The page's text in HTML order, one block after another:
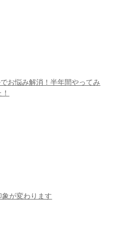
お悩み解消！半年間やってみ
象が変わります